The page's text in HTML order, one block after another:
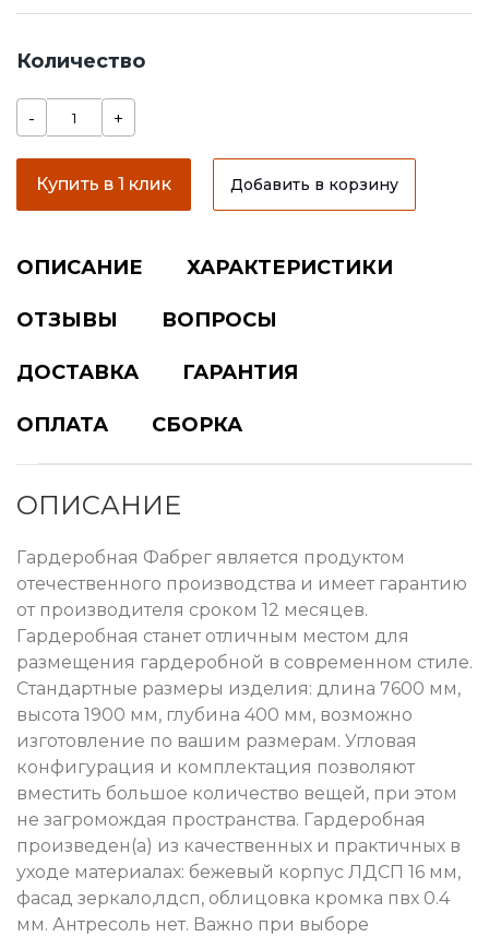
Количество
- +
Купить в 1 клик Добавить в корзину
ОПИСАНИЕ ХАРАКТЕРИСТИКИ
ОТЗЫВЫ ВОПРОСЫ
ДОСТАВКА ГАРАНТИЯ
ОПЛАТА СБОРКА
ОПИСАНИЕ
Гардеробная Фабрег является продуктом
отечественного производства и имеет гарантию
от производителя сроком 12 месяцев.
Гардеробная станет отличным местом для
размещения гардеробной в современном стиле.
Стандартные размеры изделия: длина 7600 мм,
высота 1900 мм, глубина 400 мм, возможно
изготовление по вашим размерам. Угловая
конфигурация и комплектация позволяют
вместить большое количество вещей, при этом
не загромождая пространства. Гардеробная
произведен(а) из качественных и практичных в
уходе материалах: бежевый корпус ЛДСП 16 мм,
фасад зеркало,лдсп, облицовка кромка пвх 0.4
мм. Антресоль нет. Важно при выборе